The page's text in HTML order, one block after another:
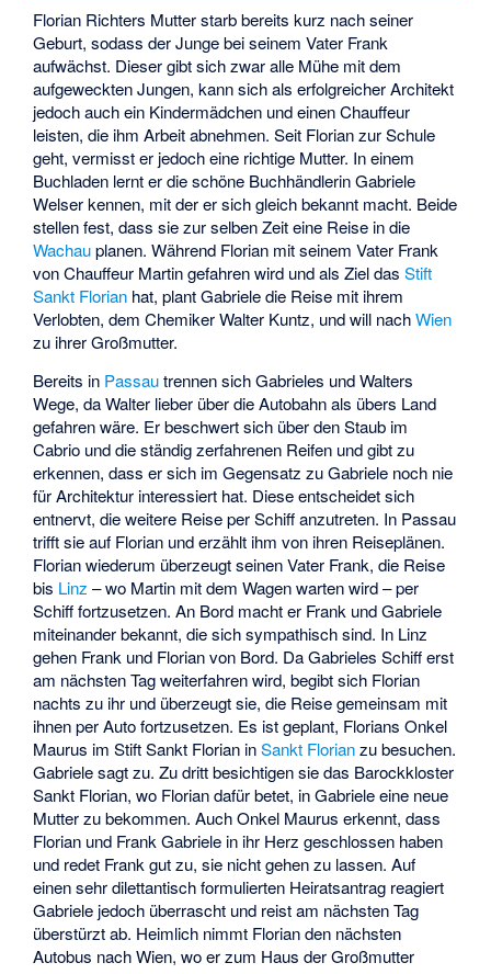
Florian Richters Mutter starb bereits kurz nach seiner
Geburt, sodass der Junge bei seinem Vater Frank
aufwächst. Dieser gibt sich zwar alle Mühe mit dem
aufgeweckten Jungen, kann sich als erfolgreicher Architekt
jedoch auch ein Kindermädchen und einen Chauffeur
leisten, die ihm Arbeit abnehmen. Seit Florian zur Schule
geht, vermisst er jedoch eine richtige Mutter. In einem
Buchladen lernt er die schöne Buchhändlerin Gabriele
Welser kennen, mit der er sich gleich bekannt macht. Beide
stellen fest, dass sie zur selben Zeit eine Reise in die
Wachauplanen. Während Florian mit seinem Vater Frank
von Chauffeur Martin gefahren wird und als Ziel dasStift
Sankt Florian hat, plant Gabriele die Reise mit ihrem
Verlobten, dem Chemiker Walter Kuntz, und will nachWien
zu ihrer Großmutter.
Bereits in Passautrennen sich Gabrieles und Walters
Wege, da Walter lieber über die Autobahn als übers Land
gefahren wäre. Er beschwert sich über den Staub im
Cabrio und die ständig zerfahrenen Reifen und gibt zu
erkennen, dass er sich im Gegensatz zu Gabriele noch nie
für Architektur interessiert hat. Diese entscheidet sich
entnervt, die weitere Reise per Schiff anzutreten. In Passau
trifft sie auf Florian und erzählt ihm von ihren Reiseplänen.
Florian wiederum überzeugt seinen Vater Frank, die Reise
bis Linz – wo Martin mit dem Wagen warten wird – per
Schiff fortzusetzen. An Bord macht er Frank und Gabriele
miteinander bekannt, die sich sympathisch sind. In Linz
gehen Frank und Florian von Bord. Da Gabrieles Schiff erst
am nächsten Tag weiterfahren wird, begibt sich Florian
nachts zu ihr und überzeugt sie, die Reise gemeinsam mit
ihnen per Auto fortzusetzen. Es ist geplant, Florians Onkel
Maurus im Stift Sankt Florian inSankt Florianzu besuchen.
Gabriele sagt zu. Zu dritt besichtigen sie das Barockkloster
Sankt Florian, wo Florian dafür betet, in Gabriele eine neue
Mutter zu bekommen. Auch Onkel Maurus erkennt, dass
Florian und Frank Gabriele in ihr Herz geschlossen haben
und redet Frank gut zu, sie nicht gehen zu lassen. Auf
einen sehr dilettantisch formulierten Heiratsantrag reagiert
Gabriele jedoch überrascht und reist am nächsten Tag
überstürzt ab. Heimlich nimmt Florian den nächsten
Autobus nach Wien, wo er zum Haus der Großmutter